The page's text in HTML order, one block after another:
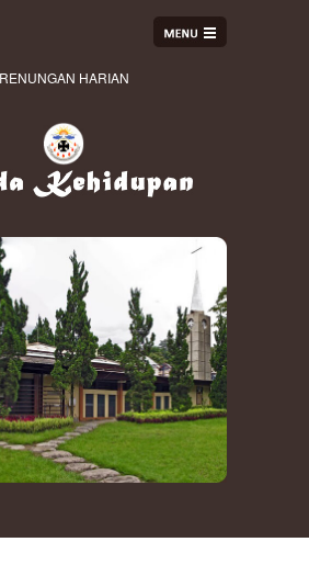
RENUNGAN HARIAN